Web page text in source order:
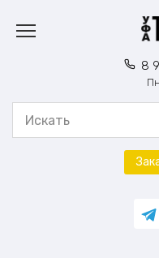
содержанию
8